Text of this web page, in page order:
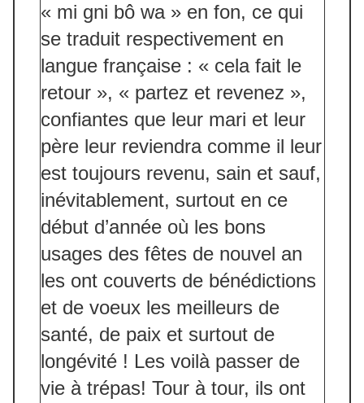
« mi gni bô wa » en fon, ce qui
se traduit respectivement en
langue française : « cela fait le
retour », « partez et revenez »,
confiantes que leur mari et leur
père leur reviendra comme il leur
est toujours revenu, sain et sauf,
inévitablement, surtout en ce
début d’année où les bons
usages des fêtes de nouvel an
les ont couverts de bénédictions
et de voeux les meilleurs de
santé, de paix et surtout de
longévité ! Les voilà passer de
vie à trépas! Tour à tour, ils ont